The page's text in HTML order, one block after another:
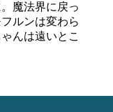
魔法界に戻っ
ルンは変わら
んは遠いとこ